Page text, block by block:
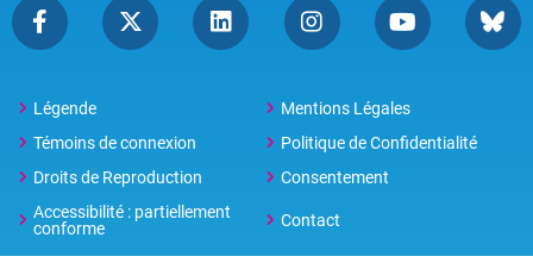
Légende
Mentions Légales
Témoins de connexion
Politique de Confidentialité
Droits de Reproduction
Consentement
Accessibilité : partiellement
conforme
Contact